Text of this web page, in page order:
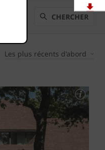
CHERCHER
Les plus récents d'abord
Télé-
Showrooms